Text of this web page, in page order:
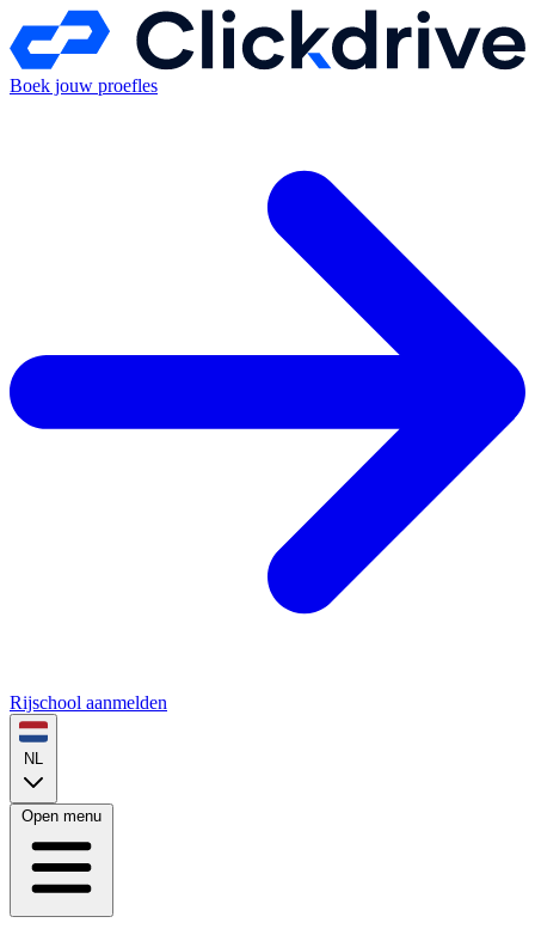
Boek jouw proefles
Rijschool aanmelden
NL
Open menu